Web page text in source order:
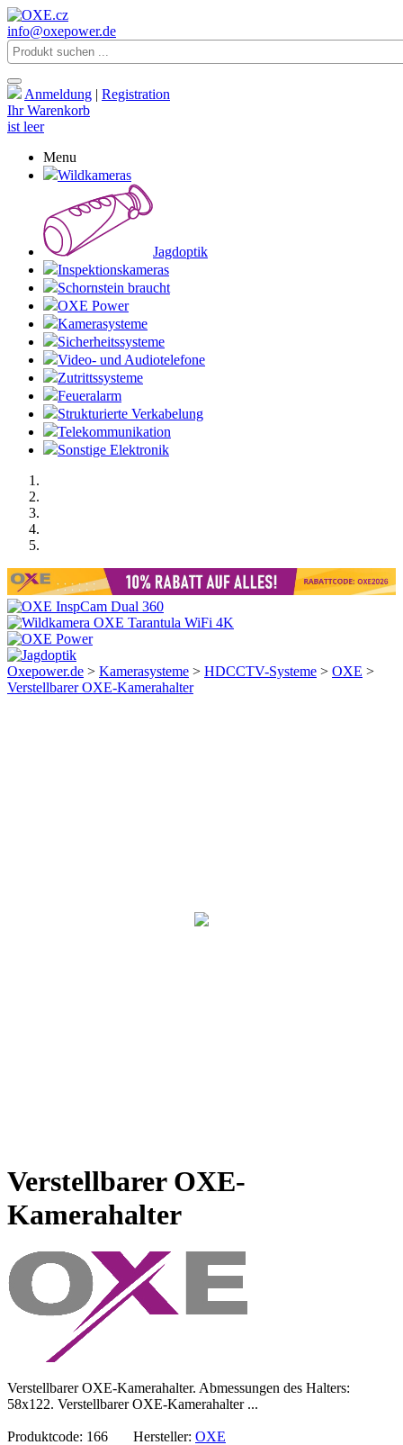
info@oxepower.de
Anmeldung | Registration
Ihr Warenkorb
ist leer
Menu
Wildkameras
Jagdoptik
Inspektionskameras
Schornstein braucht
OXE Power
Kamerasysteme
Sicherheitssysteme
Video- und Audiotelefone
Zutrittssysteme
Feueralarm
Strukturierte Verkabelung
Telekommunikation
Sonstige Elektronik
Oxepower.de > Kamerasysteme > HDCCTV-Systeme > OXE >
Verstellbarer OXE-Kamerahalter
Verstellbarer OXE-
Kamerahalter
Verstellbarer OXE-Kamerahalter. Abmessungen des Halters:
58x122. Verstellbarer OXE-Kamerahalter ...
Produktcode: 166 Hersteller: OXE